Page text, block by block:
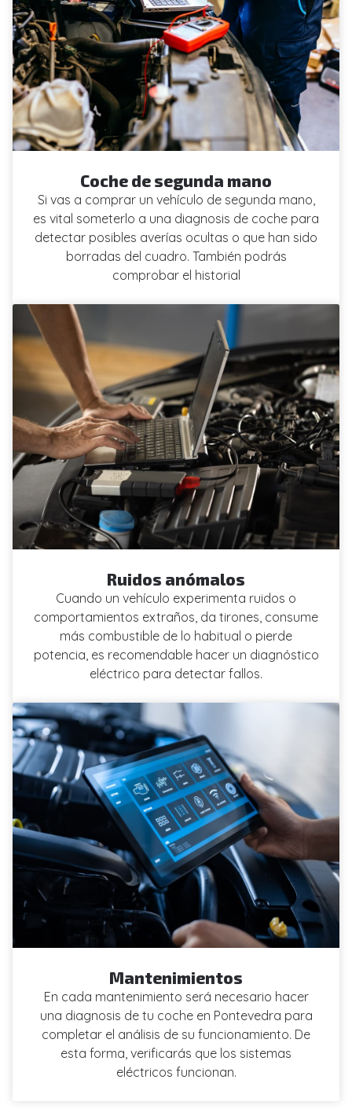
Coche de segunda mano
Si vas a comprar un vehículo de segunda mano,
es vital someterlo a una diagnosis de coche para
detectar posibles averías ocultas o que han sido
borradas del cuadro. También podrás
comprobar el historial
Ruidos anómalos
Cuando un vehículo experimenta ruidos o
comportamientos extraños, da tirones, consume
más combustible de lo habitual o pierde
potencia, es recomendable hacer un diagnóstico
eléctrico para detectar fallos.
Mantenimientos
En cada mantenimiento será necesario hacer
una diagnosis de tu coche en Pontevedra para
completar el análisis de su funcionamiento. De
esta forma, verificarás que los sistemas
eléctricos funcionan.